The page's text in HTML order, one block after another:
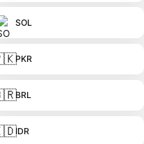
SOL
PKR
BRL
IDR